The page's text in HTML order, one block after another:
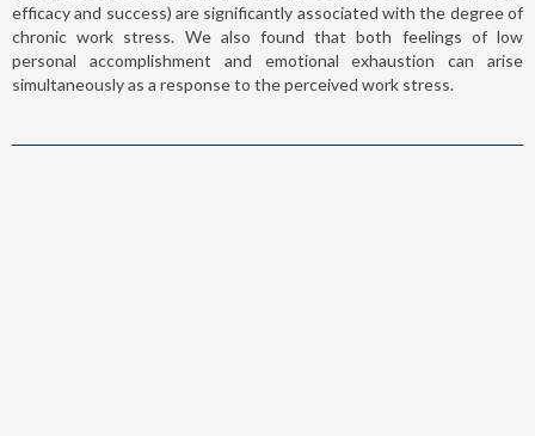
efficacy and success) are significantly associated with the degree of
chronic work stress. We also found that both feelings of low
personal accomplishment and emotional exhaustion can arise
simultaneously as a response to the perceived work stress.